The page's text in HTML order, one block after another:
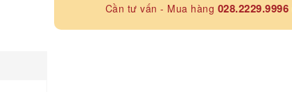
Cần tư vấn - Mua hàng 028.2229.9996